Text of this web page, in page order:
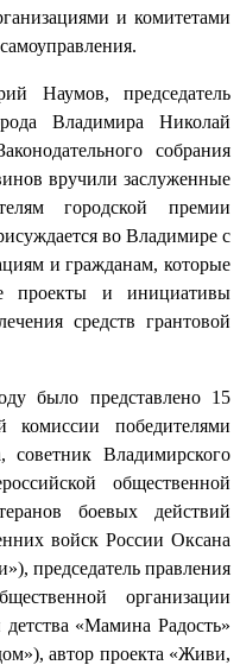
и комитетами
Наумов, председатель
Владимира Николай
собрания
вручили заслуженные
городской премии
во Владимире с
и гражданам, которые
проекты и инициативы
средств грантовой
было представлено 15
комиссии победителями
советник Владимирского
общественной
боевых действий
войск России Оксана
председатель правления
организации
«Мамина Радость»
автор проекта «Живи,